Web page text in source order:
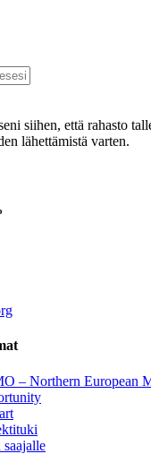
siihen, että rahasto
lähettämistä varten.
– Northern European
saajalle